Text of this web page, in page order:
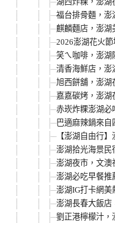
福台排骨麵，澎
麒麟麵店，澎湖
2026澎湖花火
笑ㄟ咖啡，澎湖
清香海鮮店，澎
旭西餅舖，澎湖
嘉嘉碳烤，澎湖
赤崁炸粿澎湖必
巴適麻辣鍋來
【澎湖自由行
澎湖拾光海景民
澎湖夜市，文澳
澎湖必吃早餐推
澎湖IG打卡網美
澎湖長春大飯店
劉正港檸檬汁，